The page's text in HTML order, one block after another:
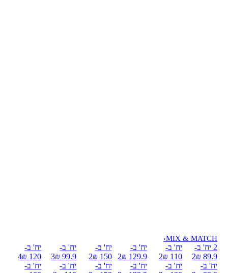
MIX & MATCH
›
2 יח' ב-
89.9 ₪
2
יח' ב-
יח' ב-
110 ₪
2
יח' ב-
יח' ב-
129.9 ₪
2
יח' ב-
יח' ב-
150 ₪
2
יח' ב-
יח' ב-
99.9 ₪
3
יח' ב-
יח' ב-
120 ₪
4
יח' ב-